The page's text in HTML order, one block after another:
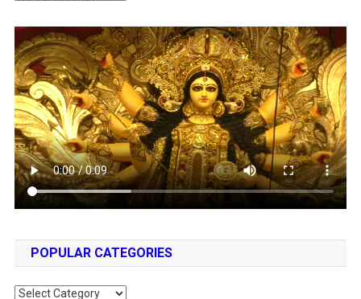
POPULAR CATEGORIES
Popular